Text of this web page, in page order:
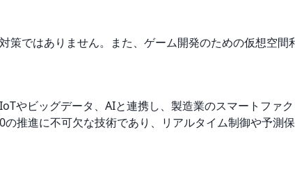
策ではありません。また、ゲーム開発のための仮想空
やビッグデータ、AIと連携し、製造業のスマートファ
推進に不可欠な技術であり、リアルタイム制御や予測